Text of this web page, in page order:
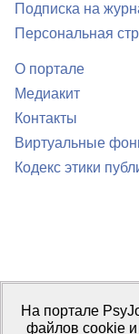
Подписка на
Персональная
О портале
Медиакит
Контакты
Виртуальные
Кодекс этики
Портал
Правила
На портале
файлов cookie и